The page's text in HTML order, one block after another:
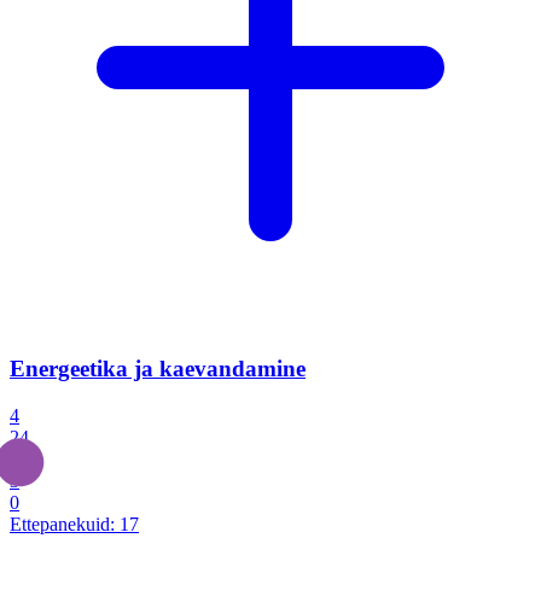
Energeetika ja kaevandamine
4
24
3
0
Ettepanekuid: 17